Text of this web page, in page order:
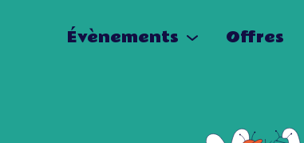
Évènements Offres